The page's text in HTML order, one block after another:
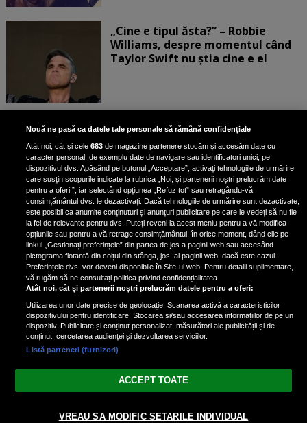
„Cine e tipul ăsta?” – Robbie
Williams, despre momentul când
Taylor Swift nu știa cine e el
Bruce Dickinson, solistul trupei
Iron Maiden, şi-a arătat talentul
de scrimer la un concurs în Franţa
Nicki Minaj, acuzată de agresiune
de fostul manager: Detalii șocante
din proces
Nicki Minaj le-a lăudat pe...
Vezi varianta Desktop
Nouă ne pasă ca datele tale personale să rămână confidențiale
Atât noi, cât și cele683 de magazine partenere stocăm și accesăm date cu
caracter personal, de exemplu date de navigare sau identificatori unici, pe
dispozitivul dvs. Apăsând pe butonul „Acceptare”, activați tehnologiile de urmărire
care susțin scopurile indicate la rubrica „Noi, și partenerii noștri prelucrăm date
pentru a oferi:”, iar selectând opțiunea „Refuz tot” sau retragându-vă
consimțământul dvs. le dezactivați. Dacă tehnologiile de urmărire sunt dezactivate,
este posibil ca anumite conținuturi și anunțuri publicitare pe care le vedeți să nu fie
la fel de relevante pentru dvs. Puteți reveni la acest meniu pentru a vă modifica
opțiunile sau pentru a vă retrage consimțământul, în orice moment, dând clic pe
linkul „Gestionați preferințele” din partea de jos a paginii web sau accesând
pictograma flotantă din colțul din stânga, jos, al paginii web, dacă este cazul.
Preferințele dvs. vor deveni disponibile în Site-ul web. Pentru detalii suplimentare,
vă rugăm să ne consultați politica privind confidențialitatea.
Atât noi, cât și partenerii noștri prelucrăm datele pentru a oferi:
Utilizarea unor date precise de geolocație. Scanarea activă a caracteristicilor
dispozitivului pentru identificare. Stocarea și/sau accesarea informațiilor de pe un
dispozitiv. Publicitate și conținut personalizat, măsurători ale publicității și de
conținut, cercetarea audienței și dezvoltarea serviciilor.
Listă parteneri (furnizori)
ACCEPT TOATE
VREAU SA MODIFIC SETARILE INDIVIDUAL